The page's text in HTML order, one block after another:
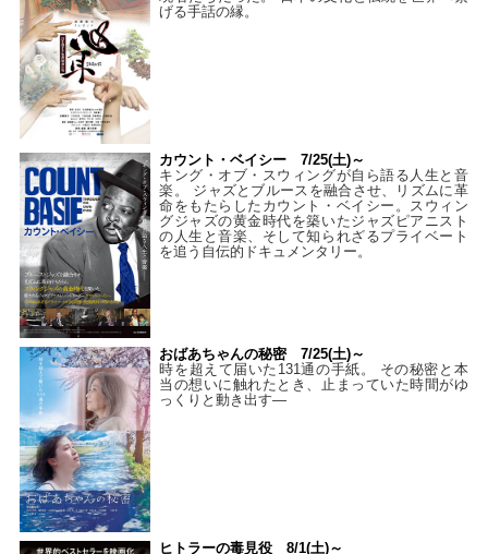
げる手話の縁。
カウント・ベイシー 7/25(土)～
キング・オブ・スウィングが自ら語る人生と音
楽。 ジャズとブルースを融合させ、リズムに革
命をもたらしたカウント・ベイシー。スウィン
グジャズの黄金時代を築いたジャズピアニスト
の人生と音楽、そして知られざるプライベート
を追う自伝的ドキュメンタリー。
おばあちゃんの秘密 7/25(土)～
時を超えて届いた131通の手紙。 その秘密と本
当の想いに触れたとき、止まっていた時間がゆ
っくりと動き出す―
ヒトラーの毒見役 8/1(土)～